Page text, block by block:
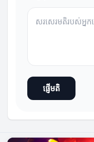
ផ្ញើមតិ